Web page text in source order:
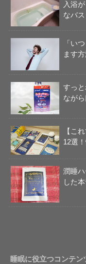
入浴
なバ
「い
ます
すっ
なが
【こ
12選
潤睡
した
睡眠に役立つコンテン